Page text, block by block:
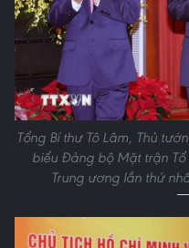
Tổng Bí thư Tô Lâm, Thủ
biểu Đảng bộ Mặt trận
Trung ương lần thứ